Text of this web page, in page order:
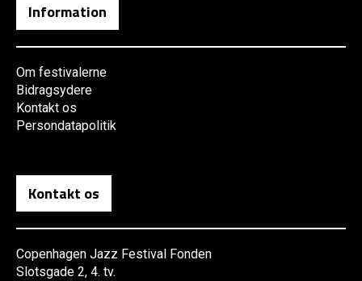
Information
Om festivalerne
Bidragsydere
Kontakt os
Persondatapolitik
Kontakt os
Copenhagen Jazz Festival Fonden
Slotsgade 2, 4. tv.